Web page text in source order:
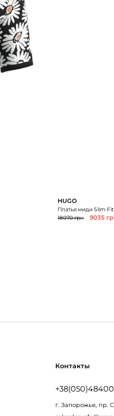
HUGO
Платья миди Slim Fit
18070 грн
9035
Контакты
г. Запорожье, пр.